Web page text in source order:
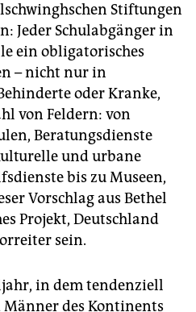
Stiftungen
Jeder Schulabgänger in
ein obligatorisches
– nicht nur in
oder Kranke,
von Feldern: von
Beratungsdienste
und urbane
bis zu Museen,
Vorschlag aus Bethel
Projekt, Deutschland
sein.
in dem tendenziell
des Kontinents